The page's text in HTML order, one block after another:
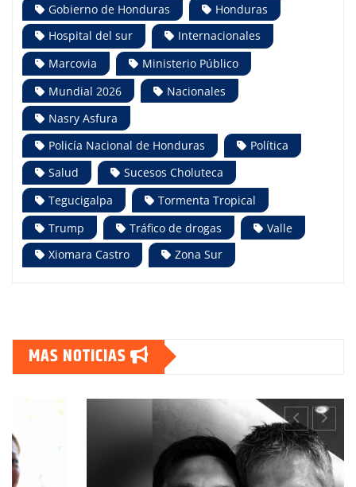
Gobierno de Honduras
Honduras
Hospital del sur
Internacionales
Marcovia
Ministerio Público
Mundial 2026
Nacionales
Nasry Asfura
Policía Nacional de Honduras
Política
Salud
Sucesos Choluteca
Tegucigalpa
Tormenta Tropical
Trump
Tráfico de drogas
Valle
Xiomara Castro
Zona Sur
MAS NOTICIAS